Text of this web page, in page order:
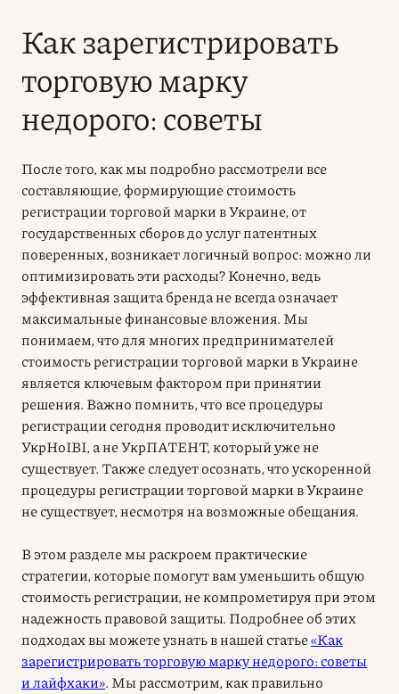
Как зарегистрировать
торговую марку
недорого: советы
После того, как мы подробно рассмотрели все
составляющие, формирующие стоимость
регистрации торговой марки в Украине, от
государственных сборов до услуг патентных
поверенных, возникает логичный вопрос: можно ли
оптимизировать эти расходы? Конечно, ведь
эффективная защита бренда не всегда означает
максимальные финансовые вложения. Мы
понимаем, что для многих предпринимателей
стоимость регистрации торговой марки в Украине
является ключевым фактором при принятии
решения. Важно помнить, что все процедуры
регистрации сегодня проводит исключительно
УкрНоІВІ, а не УкрПАТЕНТ, который уже не
существует. Также следует осознать, что ускоренной
процедуры регистрации торговой марки в Украине
не существует, несмотря на возможные обещания.
В этом разделе мы раскроем практические
стратегии, которые помогут вам уменьшить общую
стоимость регистрации, не компрометируя при этом
надежность правовой защиты. Подробнее об этих
подходах вы можете узнать в нашей статье«Как
зарегистрировать торговую марку недорого: советы
и лайфхаки». Мы рассмотрим, как правильно